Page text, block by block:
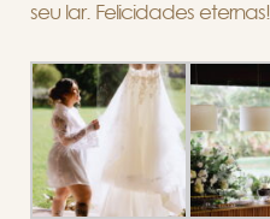
seu lar. Felicidades eternas!